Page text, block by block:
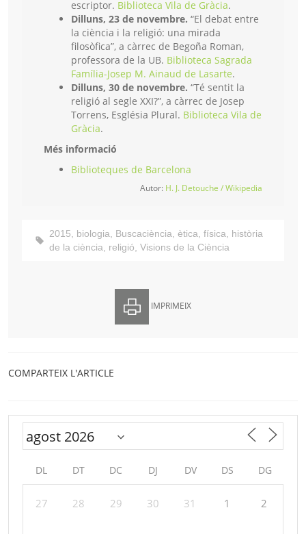
escriptor. Biblioteca Vila de Gràcia.
Dilluns, 23 de novembre. “El debat entre
la ciència i la religió: una mirada
filosòfica”, a càrrec de Begoña Roman,
professora de la UB. Biblioteca Sagrada
Família-Josep M. Ainaud de Lasarte.
Dilluns, 30 de novembre. “Té sentit la
religió al segle XXI?”, a càrrec de Josep
Torrens, Església Plural. Biblioteca Vila de
Gràcia.
Més informació
Biblioteques de Barcelona
Autor: H. J. Detouche / Wikipedia
2015, biologia, Buscaciència, ètica, física, història
de la ciència, religió, Visions de la Ciència
IMPRIMEIX
COMPARTEIX L'ARTICLE
DL DT DC DJ DV DS DG
27 28 29 30 31 1 2